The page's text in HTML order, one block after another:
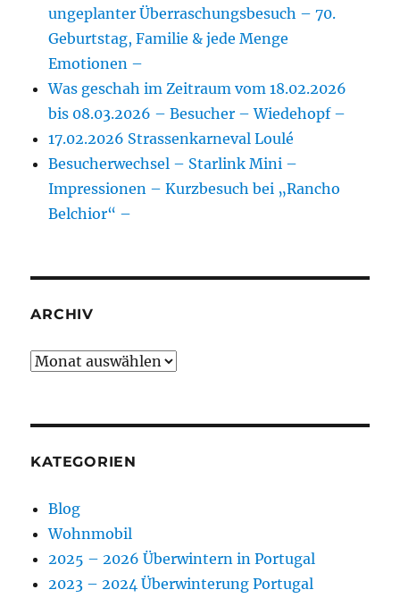
ungeplanter Überraschungsbesuch – 70.
Geburtstag, Familie & jede Menge
Emotionen –
Was geschah im Zeitraum vom 18.02.2026
bis 08.03.2026 – Besucher – Wiedehopf –
17.02.2026 Strassenkarneval Loulé
Besucherwechsel – Starlink Mini –
Impressionen – Kurzbesuch bei „Rancho
Belchior“ –
ARCHIV
Archiv
KATEGORIEN
Blog
Wohnmobil
2025 – 2026 Überwintern in Portugal
2023 – 2024 Überwinterung Portugal